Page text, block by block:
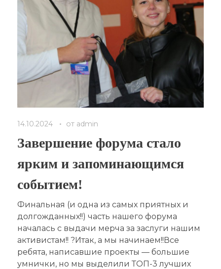
14.10.2024 от admin
Завершение форума стало
ярким и запоминающимся
событием!
Финальная (и одна из самых приятных и
долгожданных!!) часть нашего форума
началась с выдачи мерча за заслуги нашим
активистам!! ?Итак, а мы начинаем!!Все
ребята, написавшие проекты — большие
умнички, но мы выделили ТОП-3 лучших